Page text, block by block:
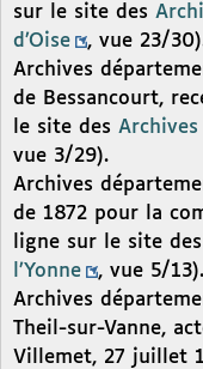
sur le site des
d’Oise
, vue 23/
Archives
de Bessancourt,
le site des Archives
vue 3/29).
Archives
de 1872 pour la
ligne sur le site des
l’Yonne
, vue 5/13).
Archives
Theil-sur-Vanne,
Villemet, 27 juillet